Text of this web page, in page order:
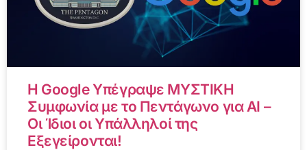
Η Google Υπέγραψε ΜΥΣΤΙΚΗ
Συμφωνία με το Πεντάγωνο για AI –
Οι Ίδιοι οι Υπάλληλοί της
Εξεγείρονται!